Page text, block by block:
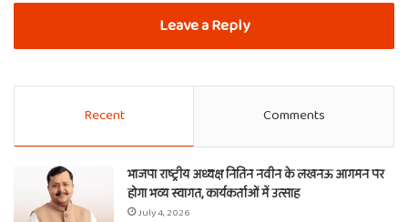
Leave a Reply
Recent Comments
भाजपा राष्ट्रीय अध्यक्ष नितिन नवीन के लखनऊ आगमन पर
होगा भव्य स्वागत, कार्यकर्ताओं में उत्साह
July 4, 2026